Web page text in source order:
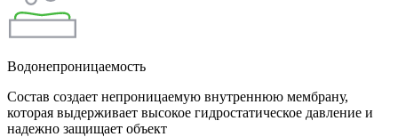
Водонепроницаемость
Состав создает непроницаемую внутреннюю мембрану,
которая выдерживает высокое гидростатическое давление и
надежно защищает объект